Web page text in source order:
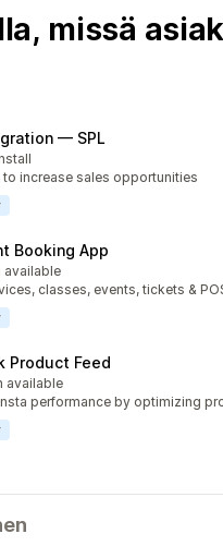
missä
— SPL
increase sales opportunities
Booking App
available
classes, events, tickets &
Product Feed
available
performance by optimizing